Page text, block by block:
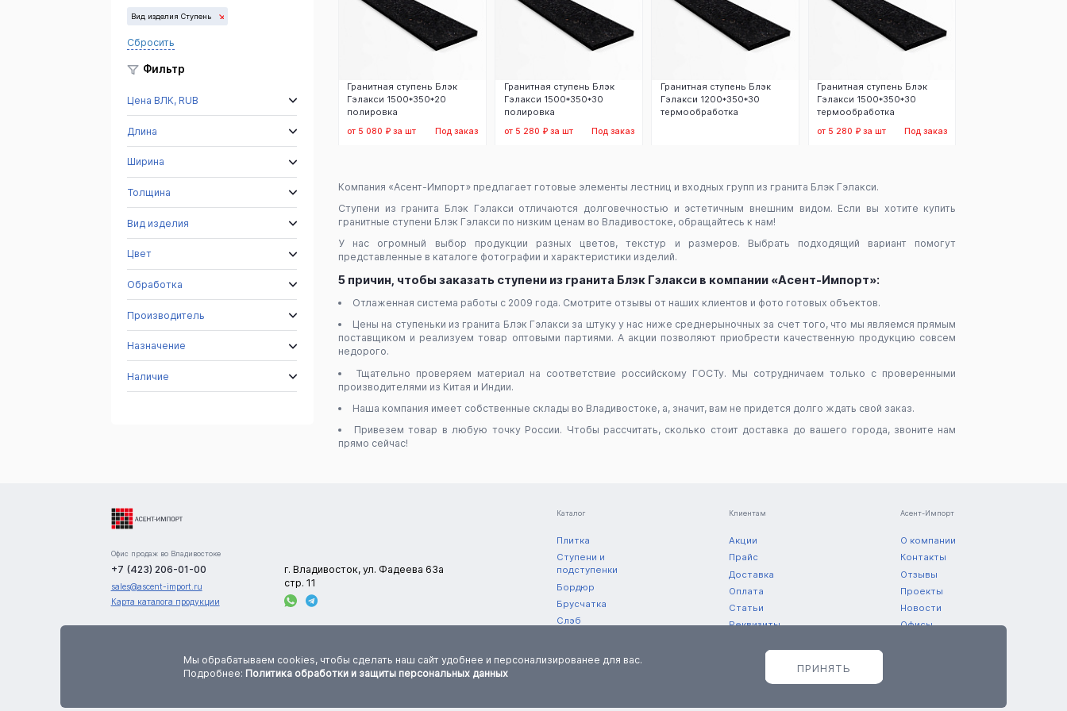
Вид изделия Ступень
Сбросить
Фильтр
Цена ВЛК, RUB
Длина
Ширина
Толщина
Вид изделия
Цвет
Обработка
Производитель
Назначение
Наличие
Гранитная ступень Блэк
Гэлакси 1500*350*20
полировка
от 5 080 ₽ за шт Под заказ
Гранитная ступень Блэк
Гэлакси 1500*350*30
полировка
от 5 280 ₽ за шт Под заказ
Гранитная ступень Блэк
Гэлакси 1200*350*30
термообработка
Гранитная ступень Блэк
Гэлакси 1500*350*30
термообработка
от 5 280 ₽ за шт Под заказ
Компания «Асент-Импорт» предлагает готовые элементы лестниц и входных групп из гранита Блэк Гэлакси.
Ступени из гранита Блэк Гэлакси отличаются долговечностью и эстетичным внешним видом. Если вы хотите купить
гранитные ступени Блэк Гэлакси по низким ценам во Владивостоке, обращайтесь к нам!
У нас огромный выбор продукции разных цветов, текстур и размеров. Выбрать подходящий вариант помогут
представленные в каталоге фотографии и характеристики изделий.
5 причин, чтобы заказать ступени из гранита Блэк Гэлакси в компании «Асент-Импорт»:
Отлаженная система работы с 2009 года. Смотрите отзывы от наших клиентов и фото готовых объектов.
Цены на ступеньки из гранита Блэк Гэлакси за штуку у нас ниже среднерыночных за счет того, что мы являемся прямым
поставщиком и реализуем товар оптовыми партиями. А акции позволяют приобрести качественную продукцию совсем
недорого.
Тщательно проверяем материал на соответствие российскому ГОСТу. Мы сотрудничаем только с проверенными
производителями из Китая и Индии.
Наша компания имеет собственные склады во Владивостоке, а, значит, вам не придется долго ждать свой заказ.
Привезем товар в любую точку России. Чтобы рассчитать, сколько стоит доставка до вашего города, звоните нам
прямо сейчас!
Офис продаж во Владивостоке
+7 (423) 206-01-00
sales@ascent-import.ru
Карта каталога продукции
г. Владивосток, ул. Фадеева 63а
стр. 11
цена, количество и характеристики товаров указаны приблизительно. Точную информацию
по данным параметрам необходимо уточнять у менеджеров компании до оформления
Каталог
Плитка
Ступени и
подступенки
Бордюр
Брусчатка
Слэб
Клиентам
Акции
Прайс
Доставка
Оплата
Статьи
Реквизиты
Асент-Импорт
О компании
Контакты
Отзывы
Проекты
Новости
Офисы
© 2011 — 2026 ООО «Асент-Импорт»
Мы обрабатываем cookies, чтобы сделать наш сайт удобнее и персонализированее для вас.
Подробнее: Политика обработки и защиты персональных данных ПРИНЯТЬ